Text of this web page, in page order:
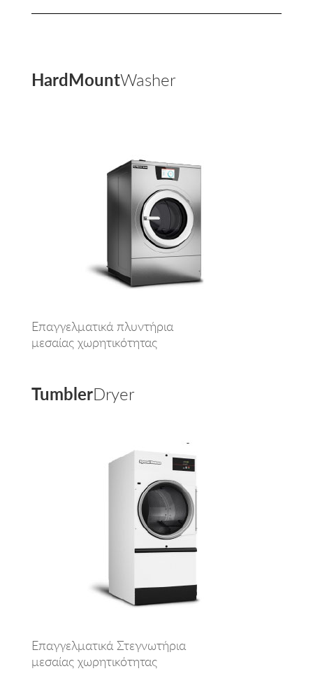
HardMountWasher
Επαγγελματικά πλυντήρια
μεσαίας χωρητικότητας
TumblerDryer
Επαγγελματικά Στεγνωτήρια
μεσαίας χωρητικότητας